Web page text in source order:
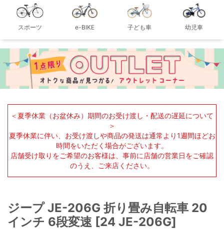
スポーツ e-BIKE 子ども車 幼児車
＜夏季休業（お盆休み）期間のお受け渡し・配送の遅延について
＞
夏季休業に伴い、お受け渡しや商品の発送は通常より1週間ほどお
時間をいただく場合がございます。
店舗受け取りをご希望のお客様は、事前に店舗の営業日をご確認
のうえ、ご来店ください。
ジープ JE-206G 折り畳み自転車 20
インチ 6段変速 [24 JE-206G]